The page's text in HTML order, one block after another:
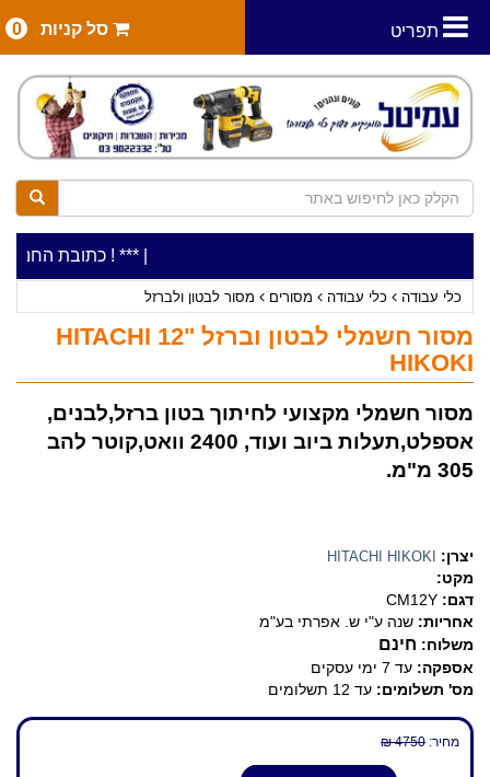
תפריט סל קניות 0
***כתובת החנות: רח' המלאכה 2, ביתן 8 ***כלי עבודה להשכרה בתעריף יומי משתלם ! ***
כלי עבודה כלי עבודה מסורים מסור לבטון ולברזל
מסור חשמלי לבטון וברזל "12 HITACHI
HIKOKI
מסור חשמלי מקצועי לחיתוך בטון ברזל,לבנים,
אספלט,תעלות ביוב ועוד, 2400 וואט,קוטר להב
305 מ"מ.
יצרן: HITACHI HIKOKI
מקט:
דגם: CM12Y
אחריות: שנה ע"י ש. אפרתי בע"מ
משלוח: חינם
אספקה: עד 7 ימי עסקים
מס' תשלומים: עד 12 תשלומים
מחיר: 4750 ₪